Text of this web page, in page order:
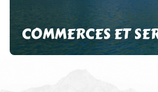
COMMERCES ET